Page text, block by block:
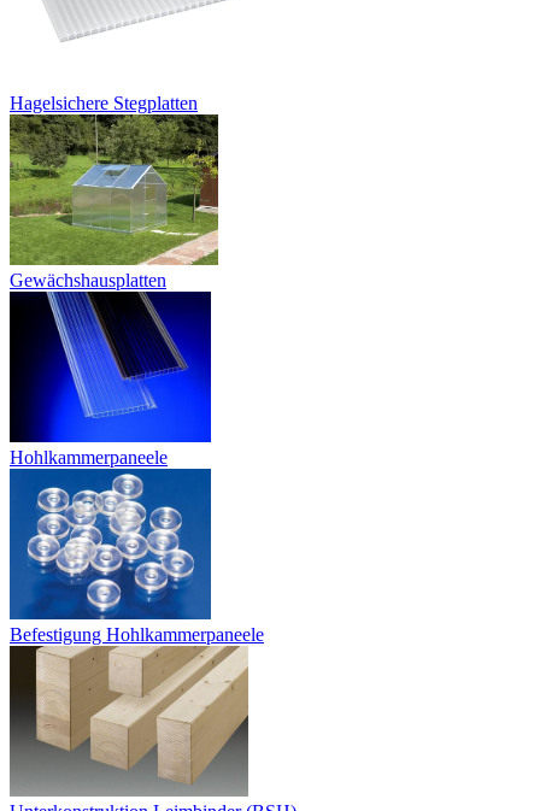
Hagelsichere Stegplatten
Gewächshausplatten
Hohlkammerpaneele
Befestigung Hohlkammerpaneele